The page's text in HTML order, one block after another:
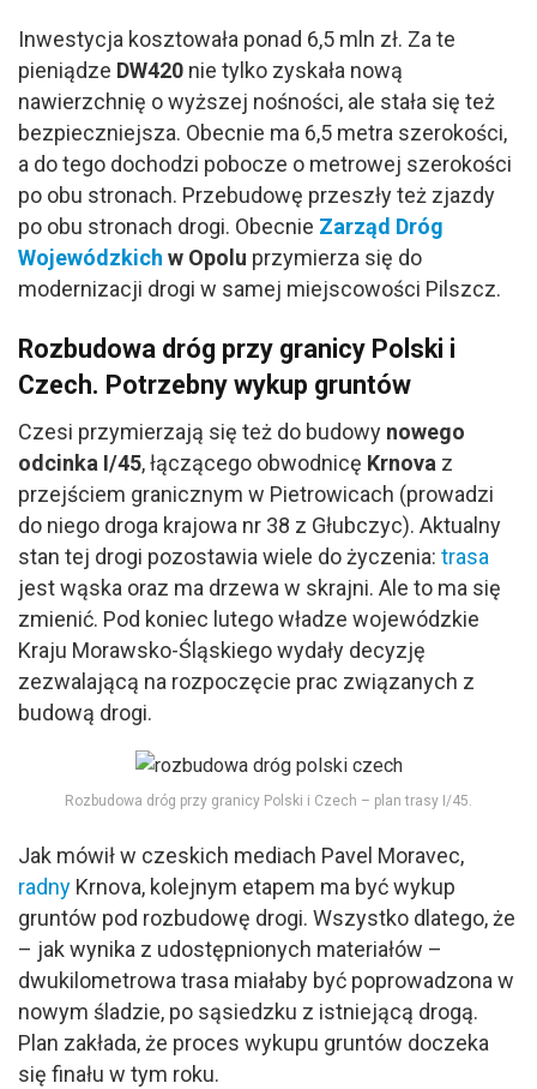
Inwestycja kosztowała ponad 6,5 mln zł. Za te
pieniądze DW420 nie tylko zyskała nową
nawierzchnię o wyższej nośności, ale stała się też
bezpieczniejsza. Obecnie ma 6,5 metra szerokości,
a do tego dochodzi pobocze o metrowej szerokości
po obu stronach. Przebudowę przeszły też zjazdy
po obu stronach drogi. Obecnie Zarząd Dróg
Wojewódzkich w Opolu przymierza się do
modernizacji drogi w samej miejscowości Pilszcz.
Rozbudowa dróg przy granicy Polski i
Czech. Potrzebny wykup gruntów
Czesi przymierzają się też do budowy nowego
odcinka I/45, łączącego obwodnicę Krnova z
przejściem granicznym w Pietrowicach (prowadzi
do niego droga krajowa nr 38 z Głubczyc). Aktualny
stan tej drogi pozostawia wiele do życzenia: trasa
jest wąska oraz ma drzewa w skrajni. Ale to ma się
zmienić. Pod koniec lutego władze wojewódzkie
Kraju Morawsko-Śląskiego wydały decyzję
zezwalającą na rozpoczęcie prac związanych z
budową drogi.
Rozbudowa dróg przy granicy Polski i Czech – plan trasy I/45.
Jak mówił w czeskich mediach Pavel Moravec,
radny Krnova, kolejnym etapem ma być wykup
gruntów pod rozbudowę drogi. Wszystko dlatego, że
– jak wynika z udostępnionych materiałów –
dwukilometrowa trasa miałaby być poprowadzona w
nowym śladzie, po sąsiedzku z istniejącą drogą.
Plan zakłada, że proces wykupu gruntów doczeka
się finału w tym roku.